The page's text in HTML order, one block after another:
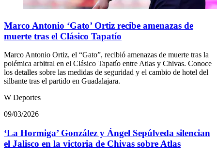
Marco Antonio ‘Gato’ Ortiz recibe amenazas de
muerte tras el Clásico Tapatío
Marco Antonio Ortiz, el “Gato”, recibió amenazas de muerte tras la
polémica arbitral en el Clásico Tapatío entre Atlas y Chivas. Conoce
los detalles sobre las medidas de seguridad y el cambio de hotel del
silbante tras el partido en Guadalajara.
W Deportes
09/03/2026
‘La Hormiga’ González y Ángel Sepúlveda silencian
el Jalisco en la victoria de Chivas sobre Atlas